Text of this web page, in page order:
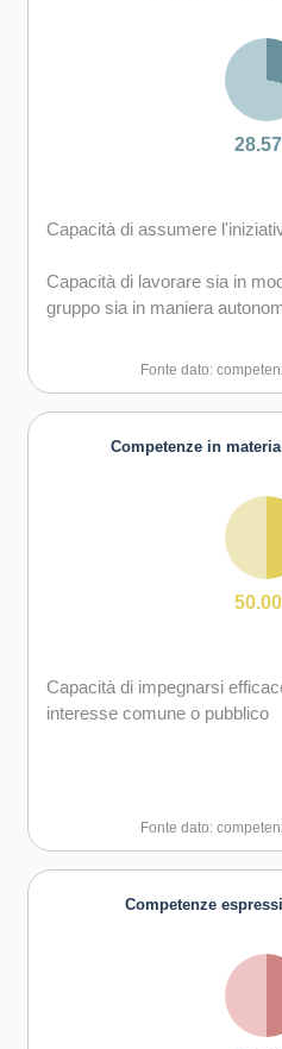
Capacità di assumere
Capacità di lavorare sia in
gruppo sia in maniera
Capacità di comunicare e
Capacità di motivare gli altri e
Fonte dato:
Competenze in
Capacità di impegnarsi
interesse comune o pubblico
Fonte dato:
Competenze